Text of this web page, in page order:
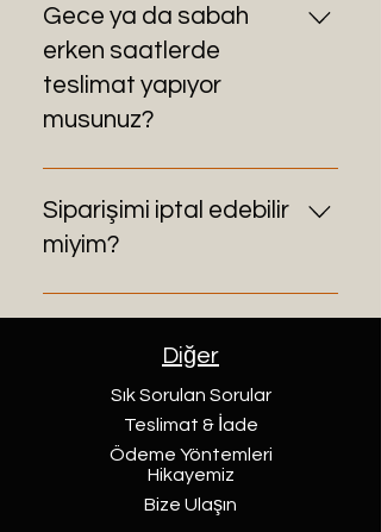
WhatsApp üzerinden sipariş
verebilirsiniz.
Gece ya da sabah
erken saatlerde
teslimat yapıyor
musunuz?
Önceden bildirilirse özel saatler
için teslimat planlaması yapılabilir.
Siparişimi iptal edebilir
miyim?
Teslimat öncesi iptallerde
tasarımlarda iade mümkün
olmayabilir.
Diğer
Sık Sorulan Sorular
Teslimat & İade
Ödeme Yöntemleri
Hikayemiz
Bize Ulaşın